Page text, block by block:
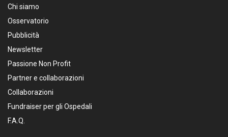
Chi siamo
Osservatorio
Pubblicità
Newsletter
Passione Non Profit
Partner e collaborazioni
Collaborazioni
Fundraiser per gli Ospedali
F.A.Q.